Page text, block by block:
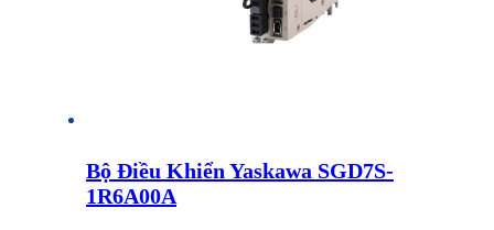
Bộ Điều Khiển Yaskawa SGD7S-
1R6A00A